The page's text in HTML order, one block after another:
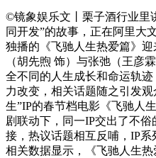
©️镜象娱乐文丨栗子酒行业里
同开发”的故事，正在阿里大
独播的《飞驰人生热爱篇》
（胡先煦 饰）与张弛（王彦
全不同的人生成长和命运轨
力改变，相关话题随之引发
生”IP的春节档电影《飞驰人
剧联动下，同一IP交出了不
接，热议话题相互反哺，IP系
相关数据显示，《飞驰人生